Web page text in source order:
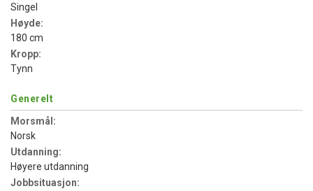
Singel
Høyde:
180 cm
Kropp:
Tynn
Generelt
Morsmål:
Norsk
Utdanning:
Høyere utdanning
Jobbsituasjon: